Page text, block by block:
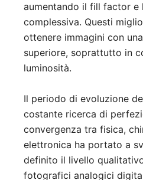
aumentando il fill factor e
complessiva. Questi
ottenere immagini con
superiore, soprattutto in
luminosità.
Il periodo di evoluzione
costante ricerca di
convergenza tra fisica,
elettronica ha portato a
definito il livello
fotografici analogici